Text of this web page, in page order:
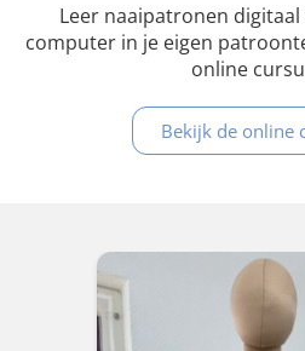
Leer naaipatronen
computer in je eigen
online
Bekijk de online